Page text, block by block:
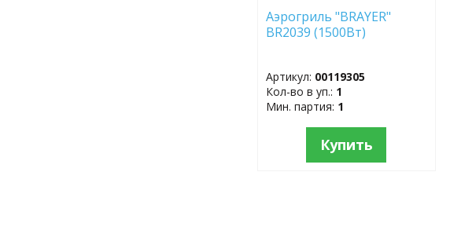
Аэрогриль "BRAYER"
BR2039 (1500Вт)
Артикул: 00119305
Кол-во в уп.: 1
Мин. партия: 1
Купить